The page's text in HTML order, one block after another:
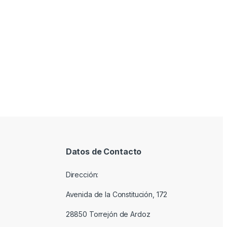
Datos de Contacto
Dirección:
Avenida de la Constitución, 172
28850 Torrejón de Ardoz